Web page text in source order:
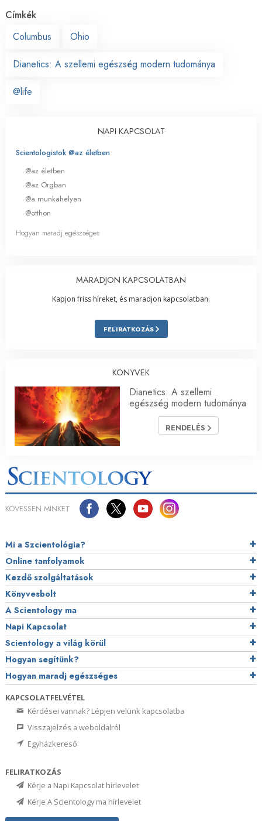
Címkék
Columbus
Ohio
Dianetics: A szellemi egészség modern tudománya
@life
NAPI KAPCSOLAT
Scientologistok @az életben
@az életben
@az Orgban
@a munkahelyen
@otthon
Hogyan maradj egészséges
MARADJON KAPCSOLATBAN
Kapjon friss híreket, és maradjon kapcsolatban.
FELIRATKOZÁS
KÖNYVEK
Dianetics: A szellemi
egészség modern tudománya
RENDELÉS
KÖVESSEN MINKET
Mi a Szcientológia?
Online tanfolyamok
Kezdő szolgáltatások
Könyvesbolt
A Scientology ma
Napi Kapcsolat
Scientology a világ körül
Hogyan segítünk?
Hogyan maradj egészséges
KAPCSOLATFELVÉTEL
Kérdései vannak? Lépjen velünk kapcsolatba
Visszajelzés a weboldalról
Egyházkereső
FELIRATKOZÁS
Kérje a Napi Kapcsolat hírlevelet
Kérje A Scientology ma hírlevelet